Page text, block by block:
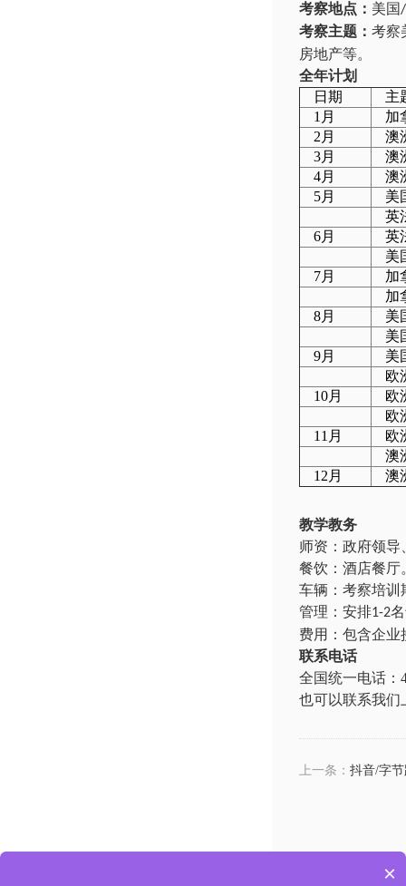
考察地点： 美国/
考察主题： 考察
房地产等。
全年计划
日期
主
1月
加
2月
澳
3月
澳
4月
澳
5月
美
英
6月
英
美
7月
加
加
8月
美
美
9月
美
欧
10月
欧
欧
11月
欧
澳
12月
澳
教学教务
师资：政府领导
餐饮 ： 酒店餐厅
车辆： 考察培训
管理： 安排1-2
费用： 包含企业
联系电话
全国统一电话 ：
也可以联系我们
上一条： 抖音/字
×